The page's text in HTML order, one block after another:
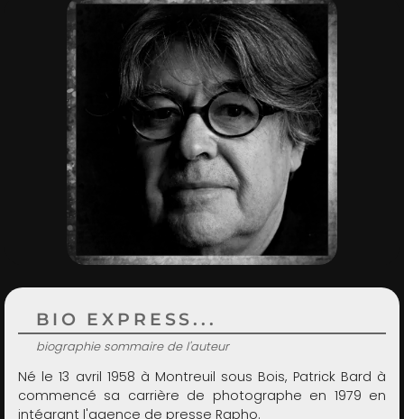
TROMBINO
RECHERCHE
LIENS & FESTIVALS
UN POLAR AU HASARD
BIO EXPRESS...
biographie sommaire de l'auteur
Né le 13 avril 1958 à Montreuil sous Bois, Patrick Bard à
commencé sa carrière de photographe en 1979 en
intégrant l'agence de presse Rapho.